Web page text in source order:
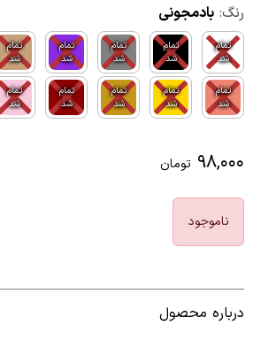
رنگ: بادمجونی
تمام
شد
تمام
شد
تمام
شد
تمام
شد
تمام
شد
تمام
شد
تمام
شد
تمام
شد
تمام
شد
تمام
شد
۹۸,۰۰۰ تومان
ناموجود
درباره محصول